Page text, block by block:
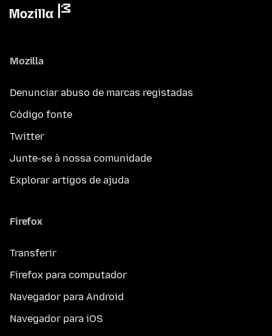
Mozilla
Denunciar abuso de marcas registadas
Código fonte
Twitter
Junte-se à nossa comunidade
Explorar artigos de ajuda
Firefox
Transferir
Firefox para computador
Navegador para Android
Navegador para iOS